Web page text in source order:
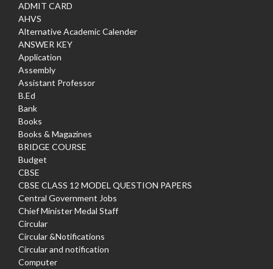
ADMIT CARD
AHVS
Alternative Academic Calender
ANSWER KEY
Application
Assembly
Assistant Professor
B.Ed
Bank
Books
Books & Magazines
BRIDGE COURSE
Budget
CBSE
CBSE CLASS 12 MODEL QUESTION PAPERS
Central Government Jobs
Chief Minister Medal Staff
Circular
Circular &Notifications
Circular and notification
Computer